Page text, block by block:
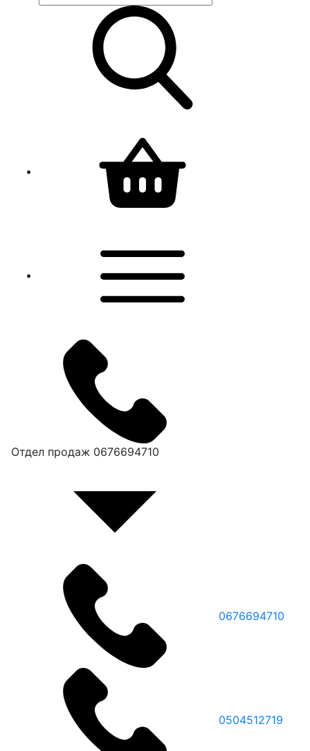
Отдел продаж 0676694710
0676694710
0504512719